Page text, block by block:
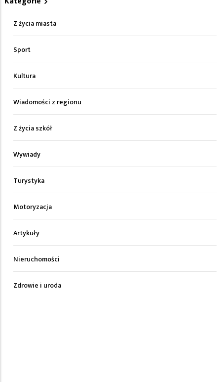
Z życia miasta
Sport
Kultura
Wiadomości z regionu
Z życia szkół
Wywiady
Turystyka
Motoryzacja
Artykuły
Nieruchomości
Zdrowie i uroda